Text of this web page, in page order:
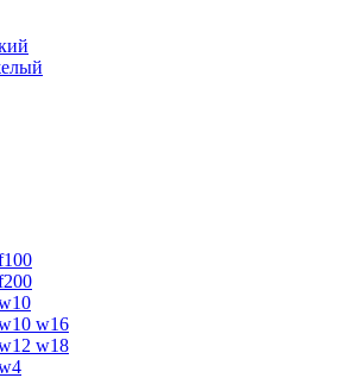
w16
w18